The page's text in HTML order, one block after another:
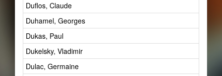
Duflos, Claude
Duhamel, Georges
Dukas, Paul
Dukelsky, Vladimir
Dulac, Germaine